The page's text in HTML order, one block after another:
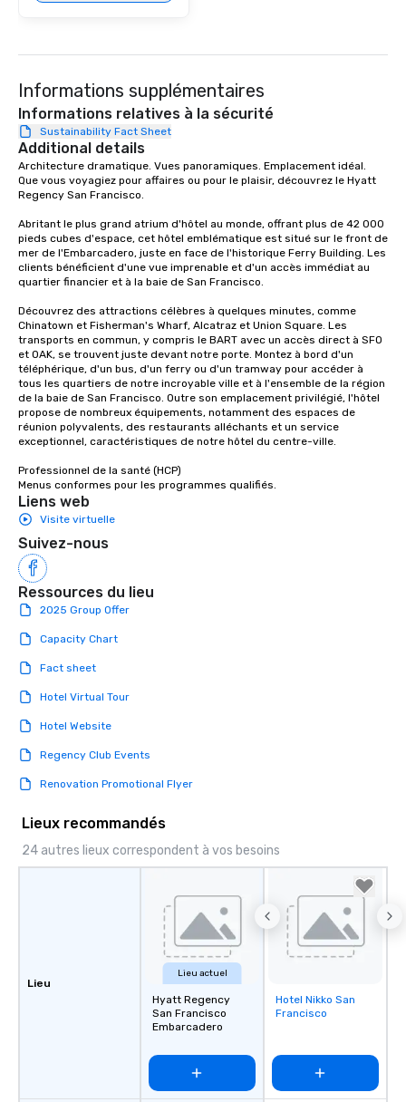
walking in between,
countless
down at each venue
traverse along the
experiences not only
Lip Smacking Foodie
groups, small or large.
experiences can
groups from as few
as 500 guests,
choice for any
Stress-Free Booking
a tour is stress-free
be printed featuring
which can be an
those Instagram
For added ease, we
transportation pick-
as well as an event
experience, we can
an evening helicopter
Memorable
Smacking Foodie
to gather and dine
Informations supplémentaires
Informations relatives à la sécurité
Sustainability Fact Sheet
Additional details
Architecture dramatique. Vues panoramiques. Emplacement idéal.
Que vous voyagiez pour affaires ou pour le plaisir, découvrez le Hyatt
Regency San Francisco.
Abritant le plus grand atrium d'hôtel au monde, offrant plus de 42 000
pieds cubes d'espace, cet hôtel emblématique est situé sur le front de
mer de l'Embarcadero, juste en face de l'historique Ferry Building. Les
clients bénéficient d'une vue imprenable et d'un accès immédiat au
quartier financier et à la baie de San Francisco.
Découvrez des attractions célèbres à quelques minutes, comme
Chinatown et Fisherman's Wharf, Alcatraz et Union Square. Les
transports en commun, y compris le BART avec un accès direct à SFO
et OAK, se trouvent juste devant notre porte. Montez à bord d'un
téléphérique, d'un bus, d'un ferry ou d'un tramway pour accéder à
tous les quartiers de notre incroyable ville et à l'ensemble de la région
de la baie de San Francisco. Outre son emplacement privilégié, l'hôtel
propose de nombreux équipements, notamment des espaces de
réunion polyvalents, des restaurants alléchants et un service
exceptionnel, caractéristiques de notre hôtel du centre-ville.
Professionnel de la santé (HCP)
Menus conformes pour les programmes qualifiés.
Liens web
Visite virtuelle
Suivez-nous
Ressources du lieu
2025 Group Offer
Capacity Chart
Fact sheet
Hotel Virtual Tour
Hotel Website
Regency Club Events
Renovation Promotional Flyer
Lieux recommandés
24 autres lieux correspondent à vos besoins
Lieu
Lieu actuel
Hyatt Regency
San Francisco
Embarcadero
Removed from
favorites
Hotel Nikko San
Francisco